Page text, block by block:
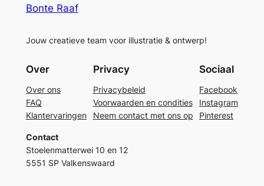
Bonte Raaf
Jouw creatieve team voor illustratie & ontwerp!
Over
Over ons
FAQ
Klantervaringen
Privacy
Privacybeleid
Voorwaarden en condities
Neem contact met ons op
Sociaal
Facebook
Instagram
Pinterest
Contact
Stoelenmatterwei 10 en 12
5551 SP Valkenswaard